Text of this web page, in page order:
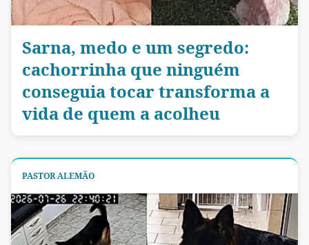
Sarna, medo e um segredo:
cachorrinha que ninguém
conseguia tocar transforma a
vida de quem a acolheu
PASTOR ALEMÃO